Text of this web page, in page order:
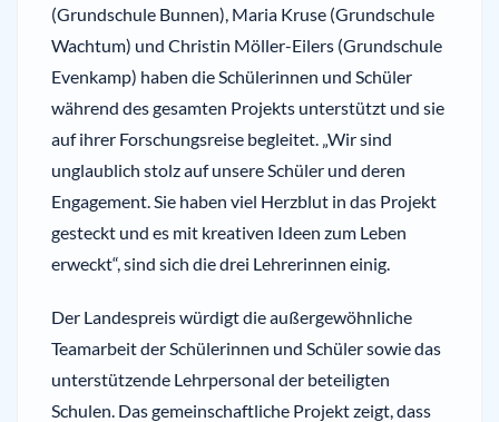
(Grundschule Bunnen), Maria Kruse (Grundschule
Wachtum) und Christin Möller-Eilers (Grundschule
Evenkamp) haben die Schülerinnen und Schüler
während des gesamten Projekts unterstützt und sie
auf ihrer Forschungsreise begleitet. „Wir sind
unglaublich stolz auf unsere Schüler und deren
Engagement. Sie haben viel Herzblut in das Projekt
gesteckt und es mit kreativen Ideen zum Leben
erweckt“, sind sich die drei Lehrerinnen einig.
Der Landespreis würdigt die außergewöhnliche
Teamarbeit der Schülerinnen und Schüler sowie das
unterstützende Lehrpersonal der beteiligten
Schulen. Das gemeinschaftliche Projekt zeigt, dass